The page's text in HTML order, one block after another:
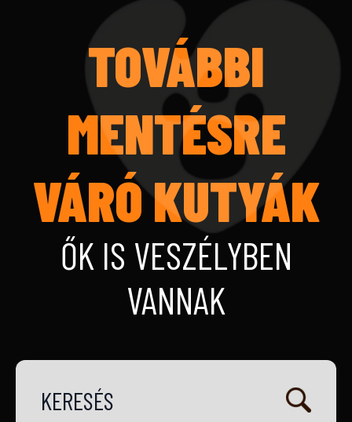
TOVÁBBI
MENTÉSRE
VÁRÓ KUTYÁK
ŐK IS VESZÉLYBEN
VANNAK
KERESÉS